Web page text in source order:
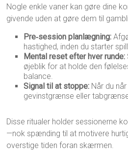
Nogle enkle vaner kan gøre dine
givende uden at gøre dem til
Pre‑session planlægning:
hastighed, inden du starter
Mental reset efter hver runde:
øjeblik for at holde den
balance.
Signal til at stoppe: Når du
gevinstgrænse eller
Disse ritualer holder sessionerne
—nok spænding til at motivere
overstige tiden foran skærmen.